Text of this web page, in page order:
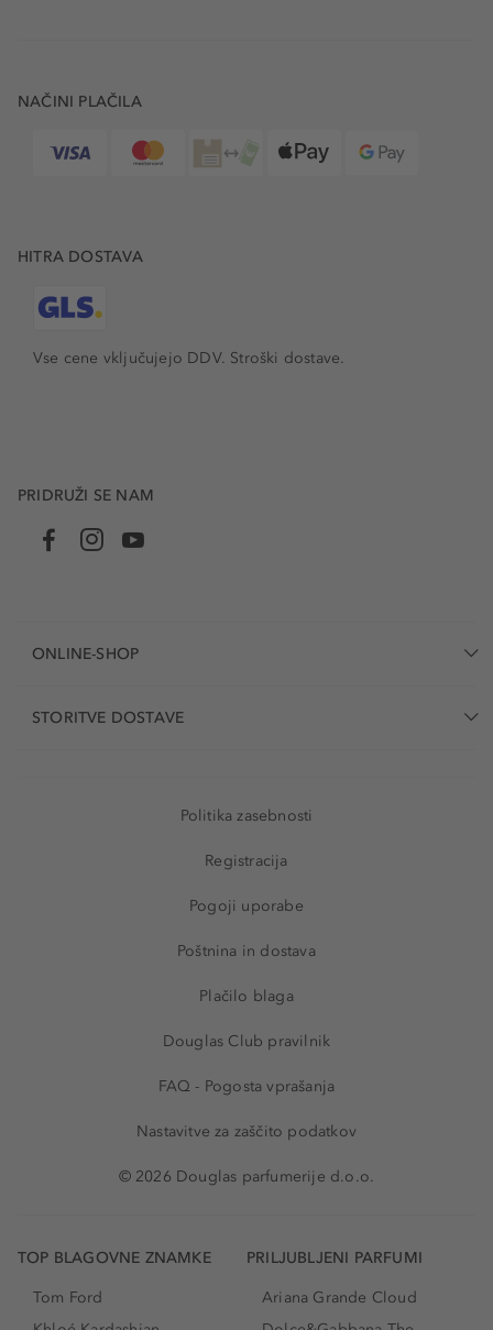
NAČINI PLAČILA
HITRA DOSTAVA
Vse cene vključujejo DDV. Stroški dostave.
PRIDRUŽI SE NAM
ONLINE-SHOP
STORITVE DOSTAVE
Politika zasebnosti
Registracija
Pogoji uporabe
Poštnina in dostava
Plačilo blaga
Douglas Club pravilnik
FAQ - Pogosta vprašanja
Nastavitve za zaščito podatkov
© 2026 Douglas parfumerije d.o.o.
TOP BLAGOVNE ZNAMKE
Tom Ford
PRILJUBLJENI PARFUMI
Ariana Grande Cloud